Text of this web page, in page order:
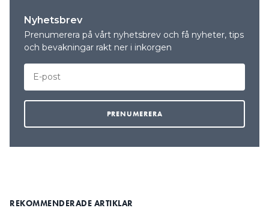
Nyhetsbrev
Prenumerera på vårt nyhetsbrev och få nyheter, tips
och bevakningar rakt ner i inkorgen
REKOMMENDERADE ARTIKLAR